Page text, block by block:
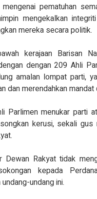
pematuhan
mengekalkan
mereka secara politik.
kerajaan Barisan
dengan 209 Ahli
amalan lompat parti,
dan merendahkan mandat
Parlimen menukar parti
kerusi, sekali gus
Dewan Rakyat tidak
kepada
undang ini.